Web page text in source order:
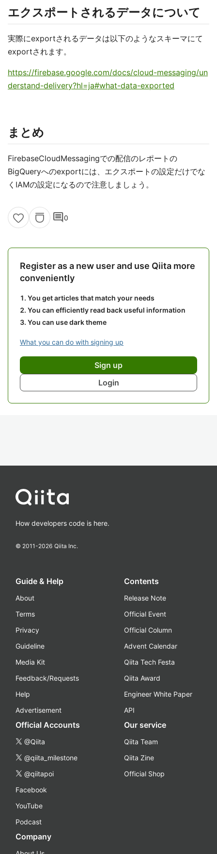
エクスポートされるデータについて
実際にexportされるデータは以下のようなスキーマにて
exportされます。
https://firebase.google.com/docs/cloud-messaging/un
derstand-delivery?hl=ja#what-data-exported
まとめ
FirebaseCloudMessagingでの配信のレポートの
BigQueryへのexportには、エクスポートの設定だけでな
くIAMの設定になるので注意しましょう。
comment0
Register as a new user and use Qiita more
conveniently
You get articles that match your needs
You can efficiently read back useful information
You can use dark theme
What you can do with signing up
Sign up
Login
How developers code is here.
© 2011-2026 Qiita Inc.
Guide & Help
About
Terms
Privacy
Guideline
Media Kit
Feedback/Requests
Help
Advertisement
Contents
Release Note
Official Event
Official Column
Advent Calendar
Qiita Tech Festa
Qiita Award
Engineer White Paper
API
Official Accounts
@Qiita
@qiita_milestone
@qiitapoi
Facebook
YouTube
Podcast
Our service
Qiita Team
Qiita Zine
Official Shop
Company